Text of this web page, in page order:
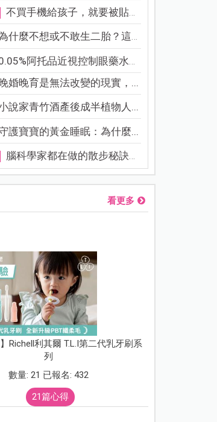
不買手機給孩子，就要被貼「...
什麼不想或不敢生二胎？這8...
阿托品近視控制眼藥水納...
婚晚育是無法改變的現實，...
說家青竹酒產後成半植物人...
護寶寶的黃金睡眠：為什麼...
腦科學家都在做的散步秘訣！...
看更多
】Richell利其爾 T.L.I第二代乳牙刷系
列
數量: 21 已報名: 432
21篇心得